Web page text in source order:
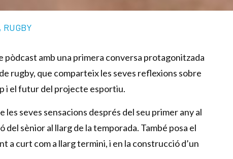
, RUGBY
pòdcast amb una primera conversa protagonitzada
rugby, que comparteix les seves reflexions sobre
i el futur del projecte esportiu.
seves sensacions després del seu primer any al
del sènior al llarg de la temporada. També posa el
a curt com a llarg termini, i en la construcció d’un